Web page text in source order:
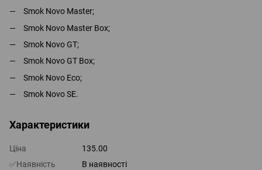
Smok Novo Master;
Smok Novo Master Box;
Smok Novo GT;
Smok Novo GT Box;
Smok Novo Eco;
Smok Novo SE.
Характеристики
Ціна
135.00
✅Наявність
В наявності